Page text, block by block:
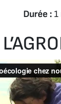
Durée : 1